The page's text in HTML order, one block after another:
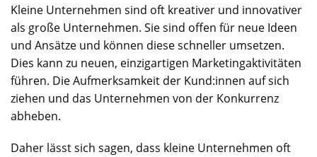
Kleine Unternehmen sind oft kreativer und innovativer
als große Unternehmen. Sie sind offen für neue Ideen
und Ansätze und können diese schneller umsetzen.
Dies kann zu neuen, einzigartigen Marketingaktivitäten
führen. Die Aufmerksamkeit der Kund:innen auf sich
ziehen und das Unternehmen von der Konkurrenz
abheben.
Daher lässt sich sagen, dass kleine Unternehmen oft